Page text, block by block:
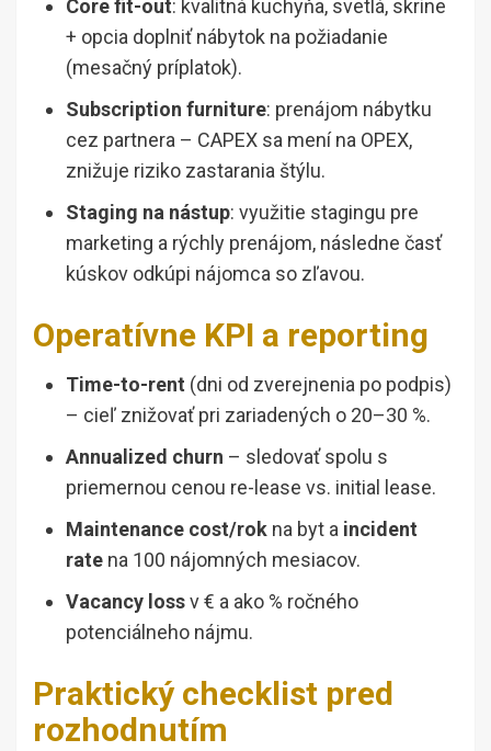
Core fit-out: kvalitná kuchyňa, svetlá, skrine
+ opcia doplniť nábytok na požiadanie
(mesačný príplatok).
Subscription furniture: prenájom nábytku
cez partnera – CAPEX sa mení na OPEX,
znižuje riziko zastarania štýlu.
Staging na nástup: využitie stagingu pre
marketing a rýchly prenájom, následne časť
kúskov odkúpi nájomca so zľavou.
Operatívne KPI a reporting
Time-to-rent (dni od zverejnenia po podpis)
– cieľ znižovať pri zariadených o 20–30 %.
Annualized churn – sledovať spolu s
priemernou cenou re-lease vs. initial lease.
Maintenance cost/rok na byt a incident
rate na 100 nájomných mesiacov.
Vacancy lossv € a ako % ročného
potenciálneho nájmu.
Praktický checklist pred
rozhodnutím